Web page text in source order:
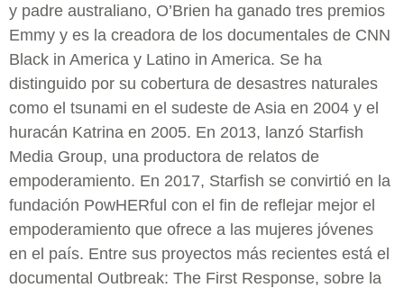
y padre australiano, O’Brien ha ganado tres premios
Emmy y es la creadora de los documentales de CNN
Black in America y Latino in America. Se ha
distinguido por su cobertura de desastres naturales
como el tsunami en el sudeste de Asia en 2004 y el
huracán Katrina en 2005. En 2013, lanzó Starfish
Media Group, una productora de relatos de
empoderamiento. En 2017, Starfish se convirtió en la
fundación PowHERful con el fin de reflejar mejor el
empoderamiento que ofrece a las mujeres jóvenes
en el país. Entre sus proyectos más recientes está el
documental Outbreak: The First Response, sobre la